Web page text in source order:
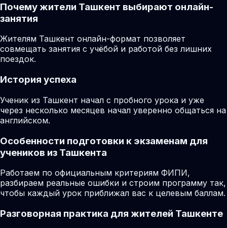
Почему жители Ташкент выбирают онлайн-
занятия
Жителям Ташкент онлайн-формат позволяет
совмещать занятия с учёбой и работой без лишних
поездок.
История успеха
Ученик из Ташкент начал с пробного урока и уже
через несколько месяцев начал уверенно общаться на
английском.
Особенности подготовки к экзаменам для
учеников из Ташкента
Работаем по официальным критериям ФИПИ,
разбираем реальные ошибки и строим программу так,
чтобы каждый урок приближал вас к целевым баллам.
Разговорная практика для жителей Ташкенте